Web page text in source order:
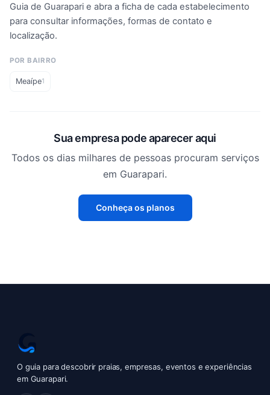
Guia de Guarapari e abra a ficha de cada estabelecimento
para consultar informações, formas de contato e
localização.
POR BAIRRO
Meaípe1
Sua empresa pode aparecer aqui
Todos os dias milhares de pessoas procuram serviços
em Guarapari.
Conheça os planos
O guia para descobrir praias, empresas, eventos e experiências
em Guarapari.